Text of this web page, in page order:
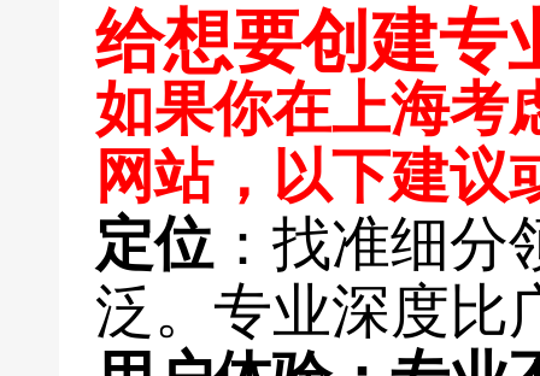
给想要创建专
如果你在上海考
网站，以下建议
定位 ：找准细
泛。专业深度比